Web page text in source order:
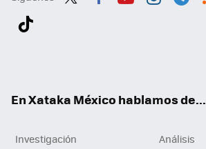
En Xataka México hablamos de...
Investigación
Análisis